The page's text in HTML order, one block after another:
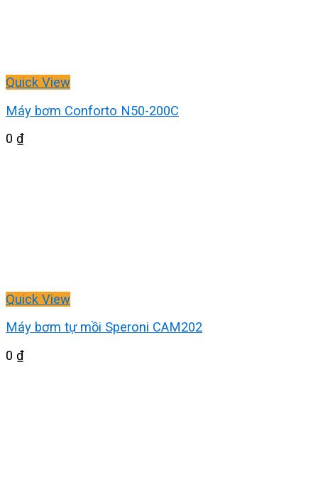
Quick View
Máy bơm Conforto N50-200C
0 ₫
Quick View
Máy bơm tự mồi Speroni CAM202
0 ₫